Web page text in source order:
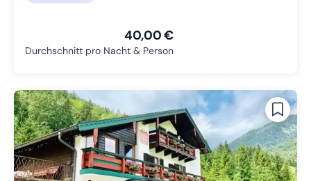
40,00 €
Durchschnitt pro Nacht & Person